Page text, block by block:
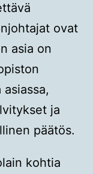
ovat
asia on
ja
päätös.
kohtia